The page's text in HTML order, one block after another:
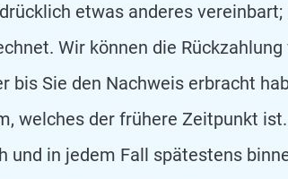
etwas anderes
Wir können die
bis Sie den Nachweis erbracht
welches der frühere Zeitpunkt ist.
und in jedem Fall spätestens